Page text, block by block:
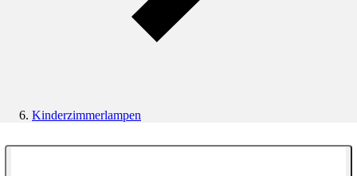
Kinderzimmerlampen